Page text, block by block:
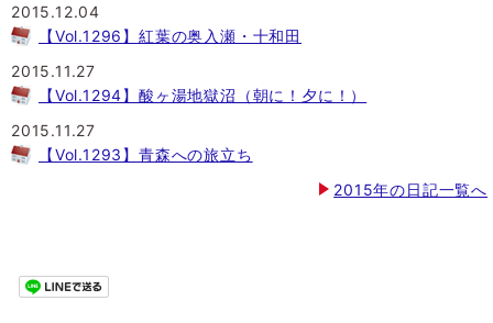
2015.12.04
【Vol.1296】紅葉の奥入瀬・十和田
2015.11.27
【Vol.1294】酸ヶ湯地獄沼（朝に！夕に！）
2015.11.27
【Vol.1293】青森への旅立ち
2015年の日記一覧へ